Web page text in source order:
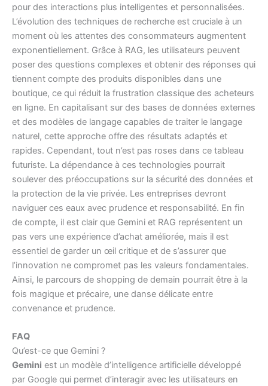
pour des interactions plus intelligentes et personnalisées.
L’évolution des techniques de recherche est cruciale à un
moment où les attentes des consommateurs augmentent
exponentiellement. Grâce à RAG, les utilisateurs peuvent
poser des questions complexes et obtenir des réponses qui
tiennent compte des produits disponibles dans une
boutique, ce qui réduit la frustration classique des acheteurs
en ligne. En capitalisant sur des bases de données externes
et des modèles de langage capables de traiter le langage
naturel, cette approche offre des résultats adaptés et
rapides. Cependant, tout n’est pas roses dans ce tableau
futuriste. La dépendance à ces technologies pourrait
soulever des préoccupations sur la sécurité des données et
la protection de la vie privée. Les entreprises devront
naviguer ces eaux avec prudence et responsabilité. En fin
de compte, il est clair que Gemini et RAG représentent un
pas vers une expérience d’achat améliorée, mais il est
essentiel de garder un œil critique et de s’assurer que
l’innovation ne compromet pas les valeurs fondamentales.
Ainsi, le parcours de shopping de demain pourrait être à la
fois magique et précaire, une danse délicate entre
convenance et prudence.
FAQ
Qu’est-ce que Gemini ?
Gemini est un modèle d’intelligence artificielle développé
par Google qui permet d’interagir avec les utilisateurs en